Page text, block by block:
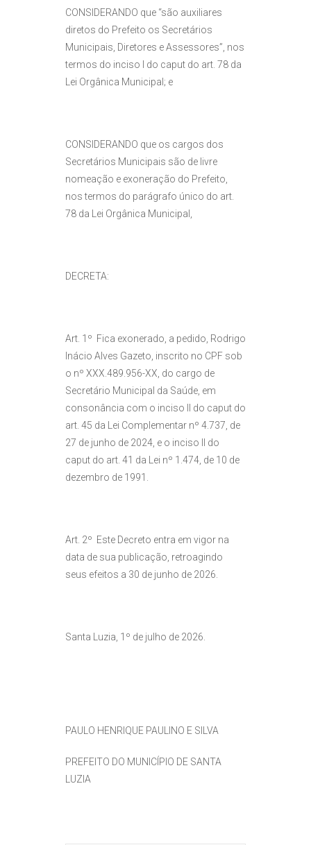
CONSIDERANDO que “são auxiliares
diretos do Prefeito os Secretários
Municipais, Diretores e Assessores”, nos
termos do inciso I do caput do art. 78 da
Lei Orgânica Municipal; e
CONSIDERANDO que os cargos dos
Secretários Municipais são de livre
nomeação e exoneração do Prefeito,
nos termos do parágrafo único do art.
78 da Lei Orgânica Municipal,
DECRETA:
Art. 1º Fica exonerado, a pedido, Rodrigo
Inácio Alves Gazeto, inscrito no CPF sob
o nº XXX.489.956-XX, do cargo de
Secretário Municipal da Saúde, em
consonância com o inciso II do caput do
art. 45 da Lei Complementar nº 4.737, de
27 de junho de 2024, e o inciso II do
caput do art. 41 da Lei nº 1.474, de 10 de
dezembro de 1991.
Art. 2º Este Decreto entra em vigor na
data de sua publicação, retroagindo
seus efeitos a 30 de junho de 2026.
Santa Luzia, 1º de julho de 2026.
PAULO HENRIQUE PAULINO E SILVA
PREFEITO DO MUNICÍPIO DE SANTA
LUZIA